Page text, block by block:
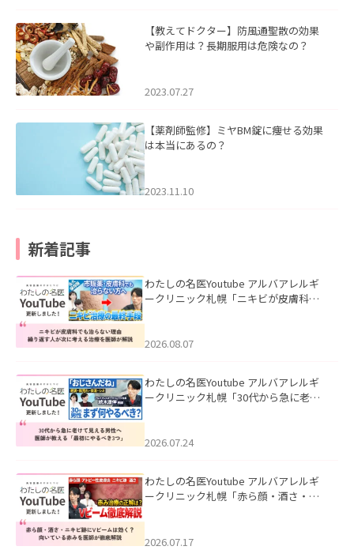
【教えてドクター】防風通聖散の効果
や副作用は？長期服用は危険なの？
2023.07.27
【薬剤師監修】ミヤBM錠に痩せる効果
は本当にあるの？
2023.11.10
新着記事
わたしの名医Youtube アルバアレルギ
ークリニック札幌「ニキビが皮膚科で
ました。
2026.08.07
わたしの名医Youtube アルバアレルギ
ークリニック札幌「30代から急に老け
た。
2026.07.24
わたしの名医Youtube アルバアレルギ
ークリニック札幌「赤ら顔・酒さ・ニ
した。
2026.07.17